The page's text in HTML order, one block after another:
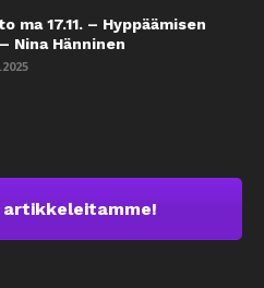
ma 17.11. – Hyppäämisen
Nina Hänninen
artikkeleitamme!